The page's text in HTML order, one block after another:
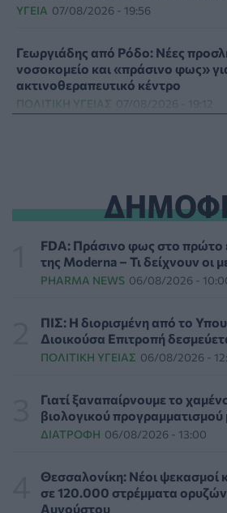
ΥΓΕΊΑ 07/08/2026 - 19:56
Γεωργιάδης από Ρόδο: Νέες
νοσοκομείο και «πράσινο φως»
ακτινοθεραπευτικό κέντρο
ΠΟΛΙΤΙΚΉ ΥΓΕΊΑΣ 07/08/2026 - 19:12
Τι μπορεί να μας διδάξει η νέα
την απώλεια και το πένθος
ΨΥΧΙΚΉ ΥΓΕΊΑ 07/08/2026 - 18:11
ενίσχυση της βιοασφάλειας από
ΕΠΙΚΑΙΡΌΤΗΤΑ 07/08/2026 - 17:42
και στα φάρμακα
ΥΓΕΊΑ 07/08/2026 - 17:17
μοιράστηκε επί τρία χρόνια τη
καρκίνο
ΕΠΙΚΑΙΡΌΤΗΤΑ 07/08/2026 - 16:41
FDA: Πράσινο φως στο πρώτο
της Moderna – Τι δείχνουν οι
PHARMA NEWS 06/08/2026 -
ΠΙΣ: Η διορισμένη από το
Διοικούσα Επιτροπή
ΠΟΛΙΤΙΚΉ ΥΓΕΊΑΣ 06/08/2026 -
Γιατί ξαναπαίρνουμε το
βιολογικού προγραμματισμού
ΔΙΑΤΡΟΦΉ 06/08/2026 - 13:00
Θεσσαλονίκη: Νέοι ψεκασμοί
σε 120.000 στρέμματα
Αυγούστου